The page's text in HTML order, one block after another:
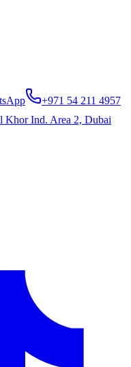
+971 54 211 4957
Khor Ind. Area 2, Dubai